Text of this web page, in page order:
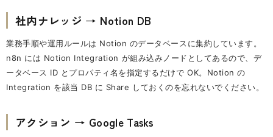
社内ナレッジ → Notion DB
業務手順や運用ルールは Notion のデータベースに集約しています。
n8n には Notion Integration が組み込みノードとしてあるので、デ
ータベース ID とプロパティ名を指定するだけで OK。Notion の
Integration を該当 DB に Share しておくのを忘れないでください。
アクション → Google Tasks